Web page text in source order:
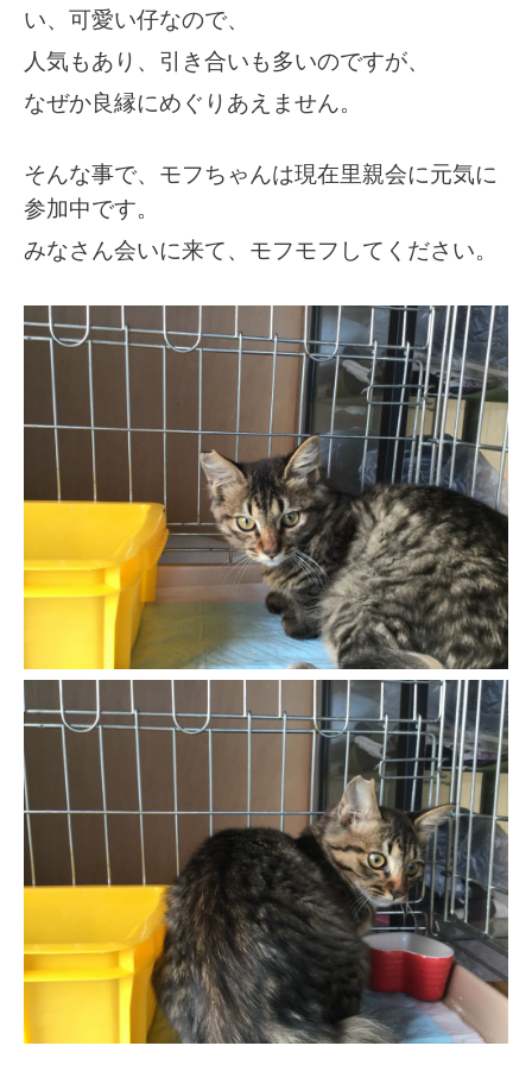
い、可愛い仔なので、
人気もあり、引き合いも多いのですが、
なぜか良縁にめぐりあえません。
そんな事で、モフちゃんは現在里親会に元気に
参加中です。
みなさん会いに来て、モフモフしてください。